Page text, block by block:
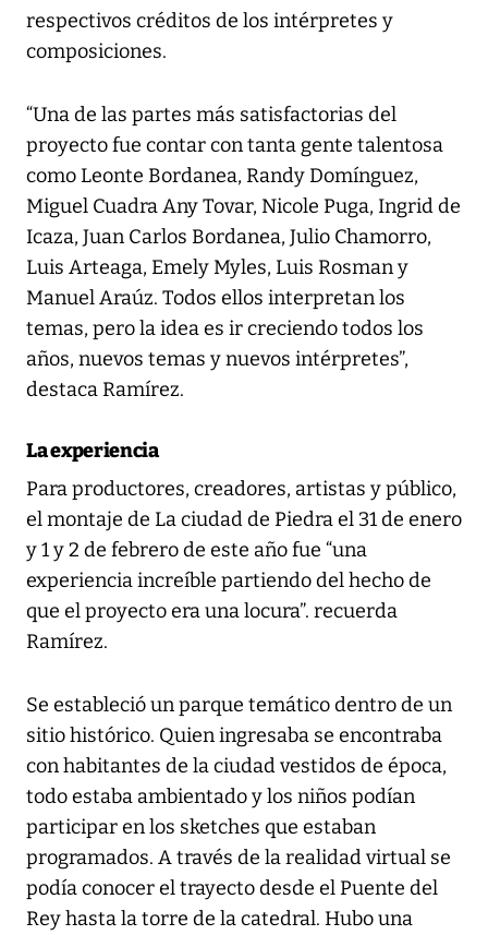
respectivos créditos de los intérpretes y
composiciones.
“Una de las partes más satisfactorias del
proyecto fue contar con tanta gente talentosa
como Leonte Bordanea, Randy Domínguez,
Miguel Cuadra Any Tovar, Nicole Puga, Ingrid de
Icaza, Juan Carlos Bordanea, Julio Chamorro,
Luis Arteaga, Emely Myles, Luis Rosman y
Manuel Araúz. Todos ellos interpretan los
temas, pero la idea es ir creciendo todos los
años, nuevos temas y nuevos intérpretes”,
destaca Ramírez.
La experiencia
Para productores, creadores, artistas y público,
el montaje de La ciudad de Piedra el 31 de enero
y 1 y 2 de febrero de este año fue “una
experiencia increíble partiendo del hecho de
que el proyecto era una locura”. recuerda
Ramírez.
Se estableció un parque temático dentro de un
sitio histórico. Quien ingresaba se encontraba
con habitantes de la ciudad vestidos de época,
todo estaba ambientado y los niños podían
participar en los sketches que estaban
programados. A través de la realidad virtual se
podía conocer el trayecto desde el Puente del
Rey hasta la torre de la catedral. Hubo una